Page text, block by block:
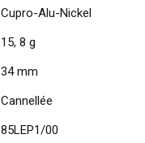
Cupro-Alu-Nickel
15, 8 g
34 mm
Cannellée
85LEP1/00